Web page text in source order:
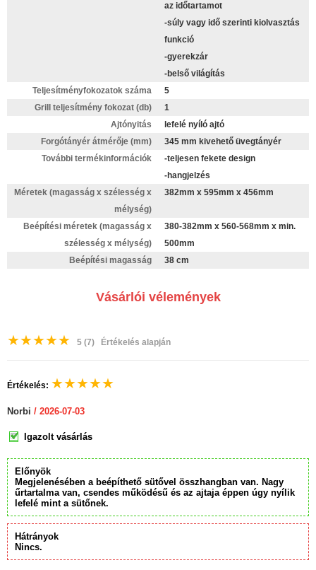
az időtartamot
-súly vagy idő szerinti kiolvasztás
funkció
-gyerekzár
-belső világítás
Teljesítményfokozatok száma
5
Grill teljesítmény fokozat (db)
1
Ajtónyitás
lefelé nyíló ajtó
Forgótányér átmérője (mm)
345 mm kivehető üvegtányér
További termékinformációk
-teljesen fekete design
-hangjelzés
Méretek (magasság x szélesség x
mélység)
382mm x 595mm x 456mm
Beépítési méretek (magasság x
szélesség x mélység)
380-382mm x 560-568mm x min.
500mm
Beépítési magasság
38 cm
Vásárlói vélemények
★★★★★ 5 (7) Értékelés alapján
Értékelés: ★★★★★
Norbi / 2026-07-03
Igazolt vásárlás
Előnyök
Megjelenésében a beépíthető sütővel összhangban van. Nagy
űrtartalma van, csendes működésű és az ajtaja éppen úgy nyílik
lefelé mint a sütőnek.
Hátrányok
Nincs.